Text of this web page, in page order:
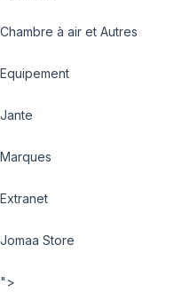
Chambre à air et Autres
Equipement
Jante
Marques
Extranet
Jomaa Store
">